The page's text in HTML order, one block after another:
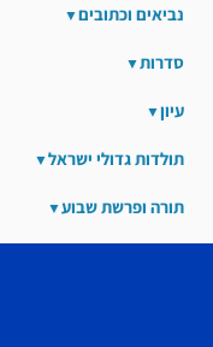
נביאים וכתובים
סדרות
עיון
תולדות גדולי ישראל
תורה ופרשת שבוע